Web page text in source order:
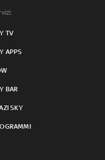
TV
APPS
BAR
SKY